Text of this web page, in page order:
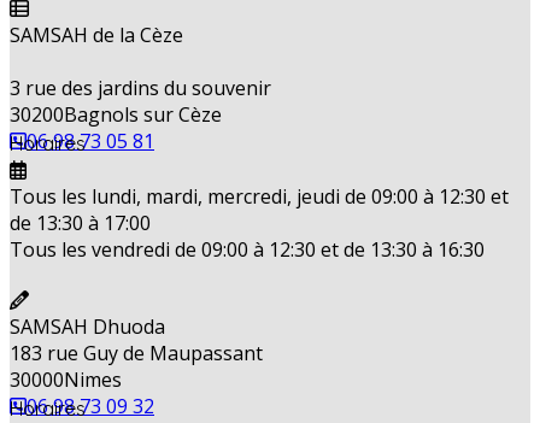
SAMSAH de la Cèze
3 rue des jardins du souvenir
30200Bagnols sur Cèze
06 98 73 05 81
Horaires
Tous les lundi, mardi, mercredi, jeudi de 09:00 à 12:30 et
de 13:30 à 17:00
Tous les vendredi de 09:00 à 12:30 et de 13:30 à 16:30
SAMSAH Dhuoda
183 rue Guy de Maupassant
30000Nimes
06 98 73 09 32
Horaires